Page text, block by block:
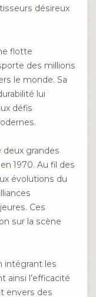
désireux
flotte
des millions
le monde. Sa
lui
défis
deux grandes
1970. Au fil des
évolutions du
Ces
sur la scène
intégrant les
ainsi l’efficacité
envers des